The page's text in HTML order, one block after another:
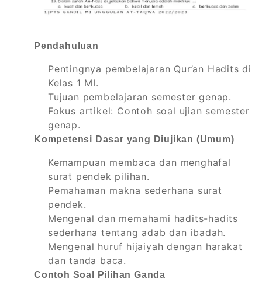
Pendahuluan
Pentingnya pembelajaran Qur’an Hadits di
Kelas 1 MI.
Tujuan pembelajaran semester genap.
Fokus artikel: Contoh soal ujian semester
genap.
Kompetensi Dasar yang Diujikan (Umum)
Kemampuan membaca dan menghafal
surat pendek pilihan.
Pemahaman makna sederhana surat
pendek.
Mengenal dan memahami hadits-hadits
sederhana tentang adab dan ibadah.
Mengenal huruf hijaiyah dengan harakat
dan tanda baca.
Contoh Soal Pilihan Ganda